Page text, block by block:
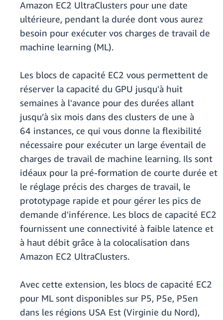
Amazon EC2 UltraClusters pour une date
ultérieure, pendant la durée dont vous aurez
besoin pour exécuter vos charges de travail de
machine learning (ML).
Les blocs de capacité EC2 vous permettent de
réserver la capacité du GPU jusqu'à huit
semaines à l'avance pour des durées allant
jusqu’à six mois dans des clusters de une à
64 instances, ce qui vous donne la flexibilité
nécessaire pour exécuter un large éventail de
charges de travail de machine learning. Ils sont
idéaux pour la pré-formation de courte durée et
le réglage précis des charges de travail, le
prototypage rapide et pour gérer les pics de
demande d'inférence. Les blocs de capacité EC2
fournissent une connectivité à faible latence et
à haut débit grâce à la colocalisation dans
Amazon EC2 UltraClusters.
Avec cette extension, les blocs de capacité EC2
pour ML sont disponibles sur P5, P5e, P5en
dans les régions USA Est (Virginie du Nord),